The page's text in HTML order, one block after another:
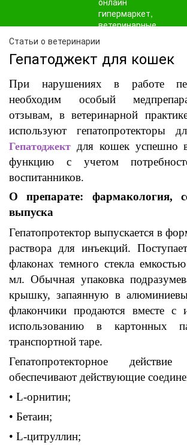
Статьи о ветеринарии
Гепатоджект для кошек
При нарушениях в работе
необходим особый
отзывам,вветеринарной
используют гепатопротекторы
Гепатоджект для кошек успешно
функцию с учетом
воспитанников.
Опрепарате: фармакология,
выпуска
Гепатопротектор выпускается в
раствора для инъекций.
флаконах темного стекла
мл. Обычная упаковка
крышку, запаянную в
флакончики продаются вместе с
использованию в картонных
транспортной таре.
Гепатопротекторное действие
обеспечивают действующие
• L-орнитин;
• Бетаин;
• L-цитруллин;